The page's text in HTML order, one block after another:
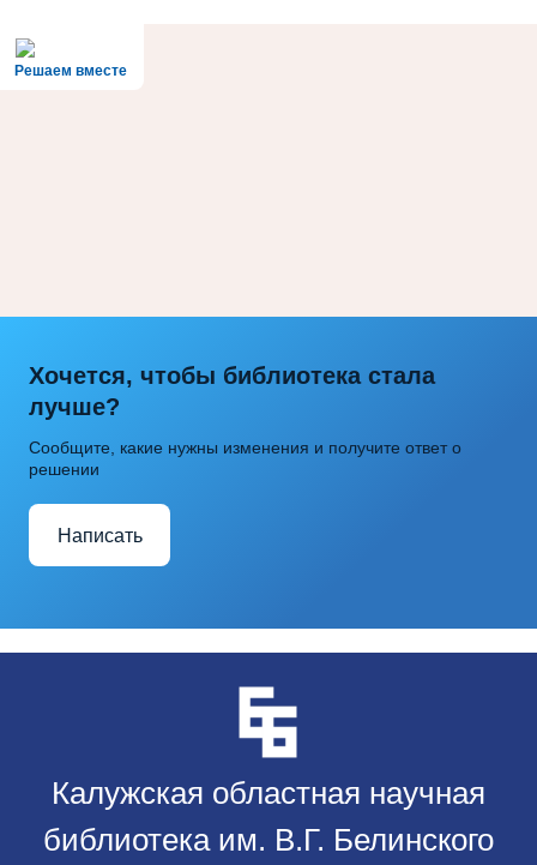
Решаем вместе
Хочется, чтобы библиотека стала
лучше?
Сообщите, какие нужны изменения и получите ответ о
решении
Написать
Калужская областная научная
библиотека им. В.Г. Белинского